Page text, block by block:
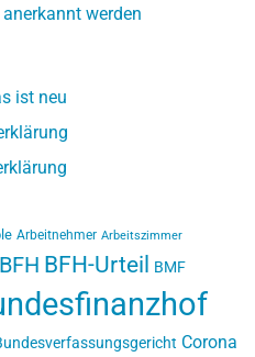
werden
ist neu
Arbeitnehmer Arbeitszimmer
BFH BFH-Urteil BMF
Corona